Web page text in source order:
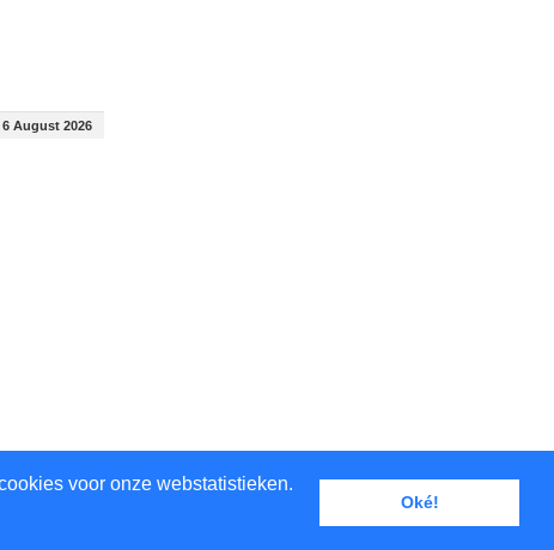
voor onze webstatistieken.
Oké!
6 August 2026